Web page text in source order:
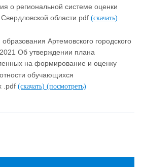
о региональной системе оценки
области.pdf (скачать)
Артемовского городского
Об утверждении плана
на формирование и оценку
обучающихся
.pdf (скачать) (посмотреть)